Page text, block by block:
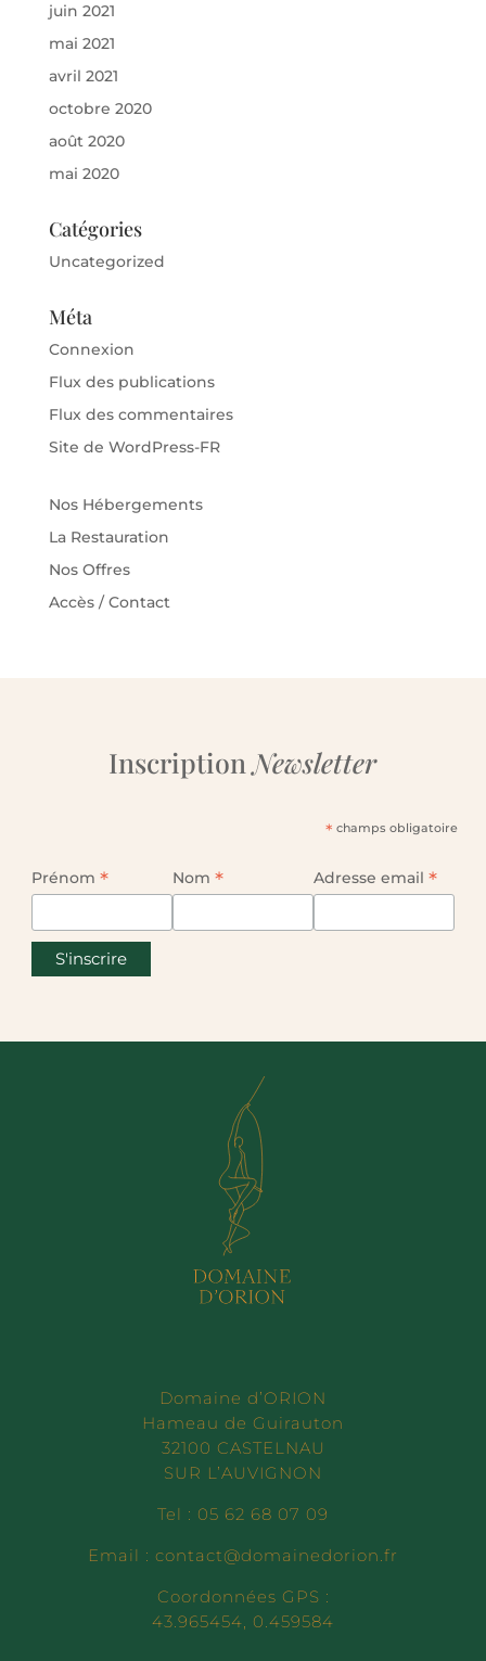
juin 2021
mai 2021
avril 2021
octobre 2020
août 2020
mai 2020
Catégories
Uncategorized
Méta
Connexion
Flux des publications
Flux des commentaires
Site de WordPress-FR
Nos Hébergements
La Restauration
Nos Offres
Accès / Contact
InscriptionNewsletter
* champs obligatoire
Prénom * Nom * Adresse email*
Domaine d’ORION
Hameau de Guirauton
32100 CASTELNAU
SUR L’AUVIGNON
Tel : 05 62 68 07 09
Email : contact@domainedorion.fr
Coordonnées GPS :
43.965454, 0.459584